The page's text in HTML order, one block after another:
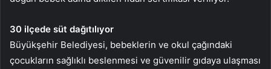
30 ilçede süt dağıtılıyor
Büyükşehir Belediyesi, bebeklerin ve okul çağındaki
çocukların sağlıklı beslenmesi ve güvenilir gıdaya ulaşması